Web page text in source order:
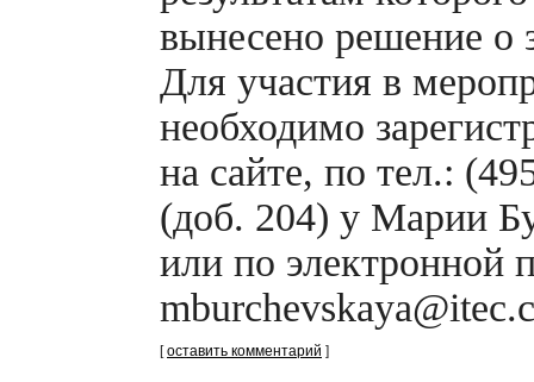
вынесено решение о
Для участия в
необходимо
на сайте, по тел.:
(доб. 204) у Марии
или по электронной
[оставить комментарий ]